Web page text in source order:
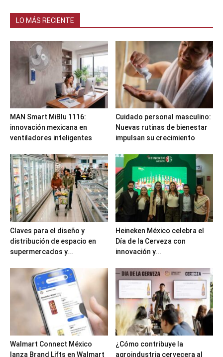
LO MÁS RECIENTE
MAN Smart MiBlu 1116:
innovación mexicana en
ventiladores inteligentes
Cuidado personal masculino:
Nuevas rutinas de bienestar
impulsan su crecimiento
Claves para el diseño y
distribución de espacio en
supermercados y...
Heineken México celebra el
Día de la Cerveza con
innovación y...
Walmart Connect México
lanza Brand Lifts en Walmart
¿Cómo contribuye la
agroindustria cervecera al